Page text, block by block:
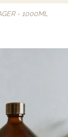
- 1000ML